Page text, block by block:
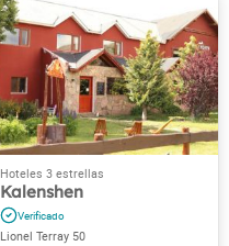
Kalenshen
Lionel Terray 50